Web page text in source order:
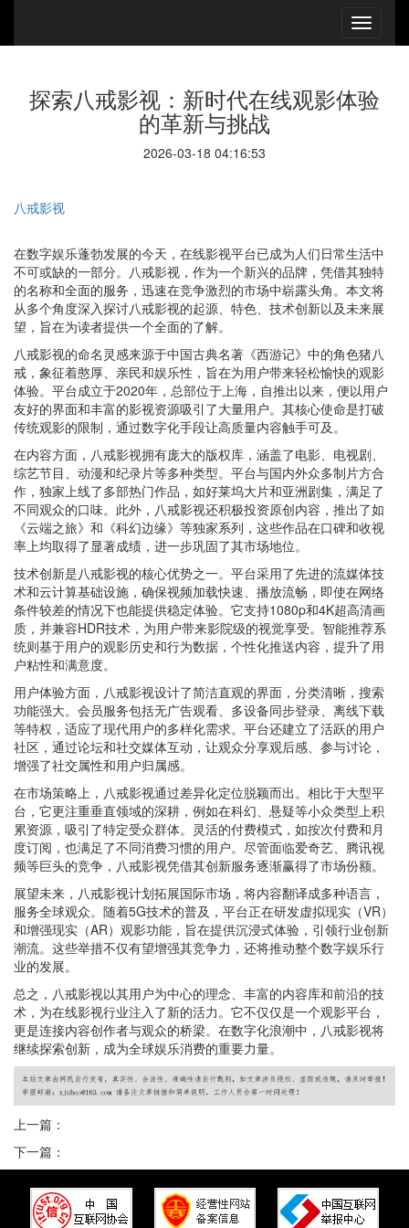
探索八戒影视：新时代在线观影体验
的革新与挑战
2026-03-18 04:16:53
八戒影视
在数字娱乐蓬勃发展的今天，在线影视平台已成为人们日常生活中
不可或缺的一部分。八戒影视，作为一个新兴的品牌，凭借其独特
的名称和全面的服务，迅速在竞争激烈的市场中崭露头角。本文将
从多个角度深入探讨八戒影视的起源、特色、技术创新以及未来展
望，旨在为读者提供一个全面的了解。
八戒影视的命名灵感来源于中国古典名著《西游记》中的角色猪八
戒，象征着憨厚、亲民和娱乐性，旨在为用户带来轻松愉快的观影
体验。平台成立于2020年，总部位于上海，自推出以来，便以用户
友好的界面和丰富的影视资源吸引了大量用户。其核心使命是打破
传统观影的限制，通过数字化手段让高质量内容触手可及。
在内容方面，八戒影视拥有庞大的版权库，涵盖了电影、电视剧、
综艺节目、动漫和纪录片等多种类型。平台与国内外众多制片方合
作，独家上线了多部热门作品，如好莱坞大片和亚洲剧集，满足了
不同观众的口味。此外，八戒影视还积极投资原创内容，推出了如
《云端之旅》和《科幻边缘》等独家系列，这些作品在口碑和收视
率上均取得了显著成绩，进一步巩固了其市场地位。
技术创新是八戒影视的核心优势之一。平台采用了先进的流媒体技
术和云计算基础设施，确保视频加载快速、播放流畅，即使在网络
条件较差的情况下也能提供稳定体验。它支持1080p和4K超高清画
质，并兼容HDR技术，为用户带来影院级的视觉享受。智能推荐系
统则基于用户的观影历史和行为数据，个性化推送内容，提升了用
户粘性和满意度。
用户体验方面，八戒影视设计了简洁直观的界面，分类清晰，搜索
功能强大。会员服务包括无广告观看、多设备同步登录、离线下载
等特权，适应了现代用户的多样化需求。平台还建立了活跃的用户
社区，通过论坛和社交媒体互动，让观众分享观后感、参与讨论，
增强了社交属性和用户归属感。
在市场策略上，八戒影视通过差异化定位脱颖而出。相比于大型平
台，它更注重垂直领域的深耕，例如在科幻、悬疑等小众类型上积
累资源，吸引了特定受众群体。灵活的付费模式，如按次付费和月
度订阅，也满足了不同消费习惯的用户。尽管面临爱奇艺、腾讯视
频等巨头的竞争，八戒影视凭借其创新服务逐渐赢得了市场份额。
展望未来，八戒影视计划拓展国际市场，将内容翻译成多种语言，
服务全球观众。随着5G技术的普及，平台正在研发虚拟现实（VR）
和增强现实（AR）观影功能，旨在提供沉浸式体验，引领行业创新
潮流。这些举措不仅有望增强其竞争力，还将推动整个数字娱乐行
业的发展。
总之，八戒影视以其用户为中心的理念、丰富的内容库和前沿的技
术，为在线影视行业注入了新的活力。它不仅仅是一个观影平台，
更是连接内容创作者与观众的桥梁。在数字化浪潮中，八戒影视将
继续探索创新，成为全球娱乐消费的重要力量。
上一篇：
下一篇：